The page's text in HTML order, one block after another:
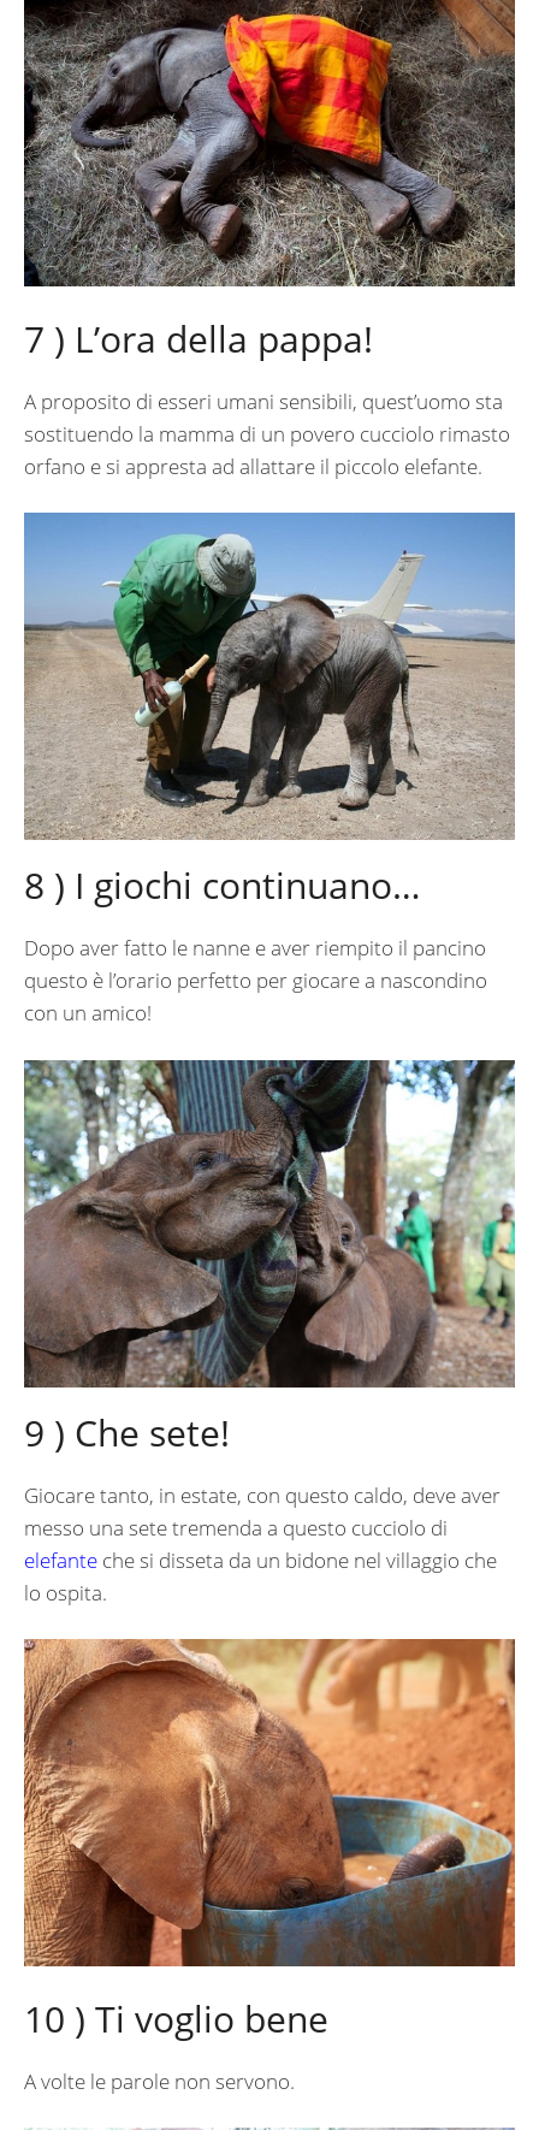
7 ) L’ora della pappa!
A proposito di esseri umani sensibili, quest’uomo sta
sostituendo la mamma di un povero cucciolo rimasto
orfano e si appresta ad allattare il piccolo elefante.
8 ) I giochi continuano…
Dopo aver fatto le nanne e aver riempito il pancino
questo è l’orario perfetto per giocare a nascondino
con un amico!
9 ) Che sete!
Giocare tanto, in estate, con questo caldo, deve aver
messo una sete tremenda a questo cucciolo di
elefante che si disseta da un bidone nel villaggio che
lo ospita.
10 ) Ti voglio bene
A volte le parole non servono.